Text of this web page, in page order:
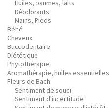
Huiles, baumes, laits
Déodorants
Mains, Pieds
Bébé
Cheveux
Buccodentaire
Diététique
Phytothérapie
Aromathérapie, huiles essentielles
Fleurs de Bach
Sentiment de souci
Sentiment d'incertitude